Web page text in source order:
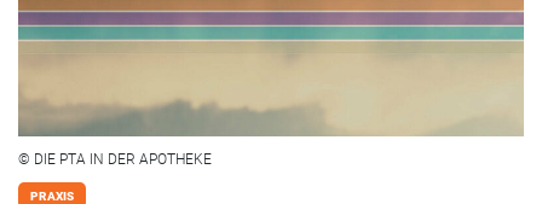
© DIE PTA IN DER APOTHEKE
PRAXIS